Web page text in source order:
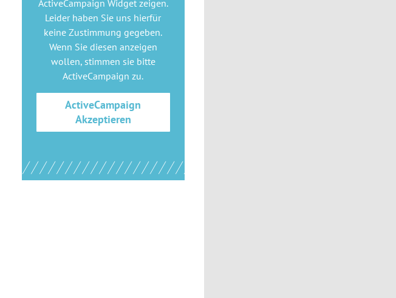
ActiveCampaign Widgetzeigen.
Leider haben Sie uns hierfür
keine Zustimmung gegeben.
Wenn Sie diesen anzeigen
wollen, stimmen sie bitte
ActiveCampaign zu.
ActiveCampaign
Akzeptieren